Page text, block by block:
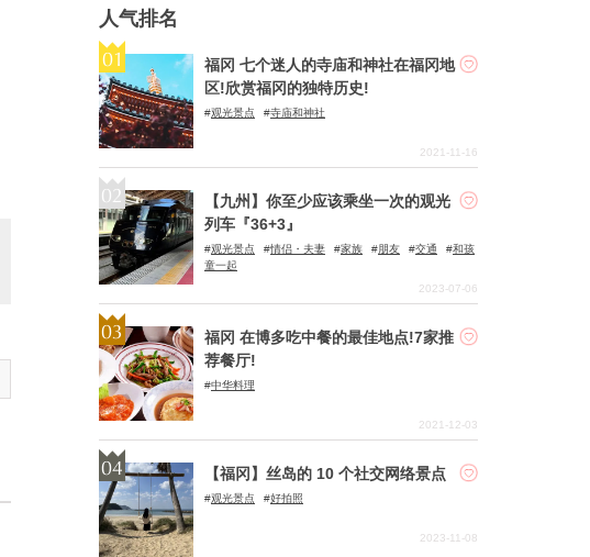
人气排名
福冈 七个迷人的寺庙和神社在福冈地
区!欣赏福冈的独特历史!
观光景点 寺庙和神社
2021-11-16
【九州】你至少应该乘坐一次的观光
列车『36+3』
观光景点 情侣・夫妻 家族 朋友 交通
和孩
童一起
2023-07-06
福冈 在博多吃中餐的最佳地点!7家推
荐餐厅!
中华料理
2021-12-03
【福冈】丝岛的 10 个社交网络景点
观光景点 好拍照
2023-11-08